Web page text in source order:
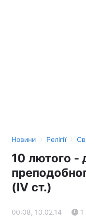
Новини › Релігії ›
10 лютого -
(IV ст.)
00:08, 10.02.14 1